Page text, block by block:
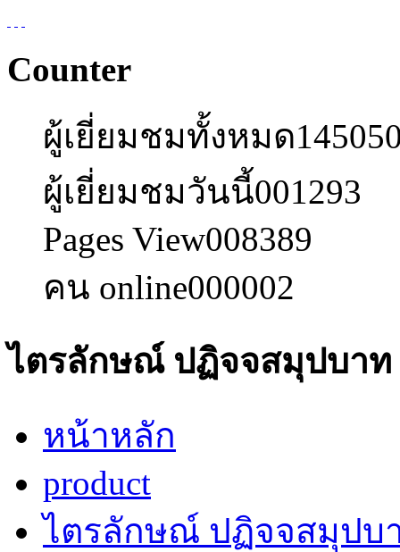
Counter
ผู้เยี่ยมชมทั้งหมด
ผู้เยี่ยมชมวันนี้001293
Pages View008389
คน online000002
ไตรลักษณ์ ปฏิจจสมุปบา
หน้าหลัก
product
ไตรลักษณ์ ปฏิจจสมุปบ